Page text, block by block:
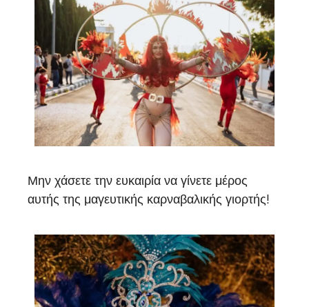
Μην χάσετε την ευκαιρία να γίνετε μέρος
αυτής της μαγευτικής καρναβαλικής γιορτής!